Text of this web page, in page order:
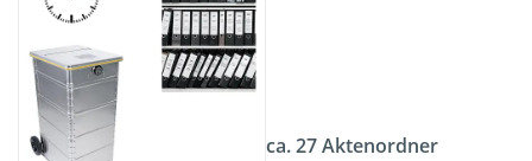
ca. 27 Aktenordner